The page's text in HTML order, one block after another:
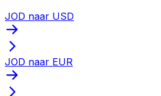
JOD naar USD
JOD naar EUR